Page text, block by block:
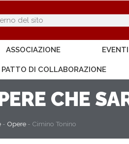
ASSOCIAZIONE EVENTI
PATTO DI COLLABORAZIONE
CHE
- Opere - Cimino Tonino